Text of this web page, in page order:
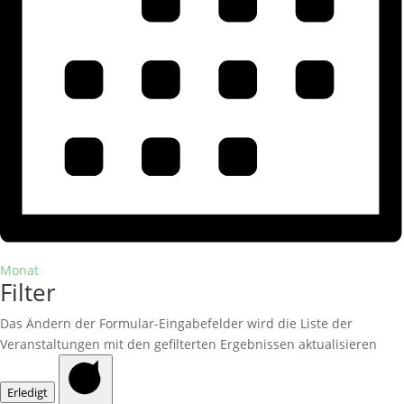
Monat
Filter
Das Ändern der Formular-Eingabefelder wird die Liste der
Veranstaltungen mit den gefilterten Ergebnissen aktualisieren
Erledigt